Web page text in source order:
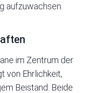
aufzuwachsen.
im Zentrum der
von Ehrlichkeit,
Beistand. Beide